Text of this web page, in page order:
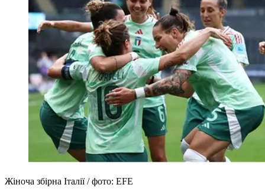
Жіноча збірна Італії / фото: EFE